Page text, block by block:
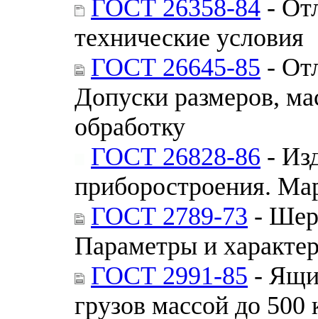
ГОСТ 26358-84 -
технические условия
ГОСТ 26645-85 -
Допуски размеров,
обработку
ГОСТ 26828-86 -
приборостроения.
ГОСТ 2789-73 -
Параметры и
ГОСТ 2991-85 -
грузов массой до